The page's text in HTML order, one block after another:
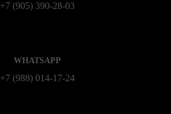
+7 (905) 390-28-03
WHATSAPP
+7 (988) 014‑17‑24